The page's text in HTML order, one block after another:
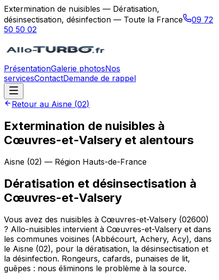
Extermination de nuisibles — Dératisation,
désinsectisation, désinfection — Toute la France
09 72
50 50 02
PrésentationGalerie photosNos
servicesContactDemande de rappel
Retour au Aisne (02)
Extermination de nuisibles à
Cœuvres-et-Valsery et alentours
Aisne (02) — Région Hauts-de-France
Dératisation et désinsectisation à
Cœuvres-et-Valsery
Vous avez des nuisibles à Cœuvres-et-Valsery (02600)
? Allo-nuisibles intervient à Cœuvres-et-Valsery et dans
les communes voisines (Abbécourt, Achery, Acy), dans
le Aisne (02), pour la dératisation, la désinsectisation et
la désinfection. Rongeurs, cafards, punaises de lit,
guêpes : nous éliminons le problème à la source.